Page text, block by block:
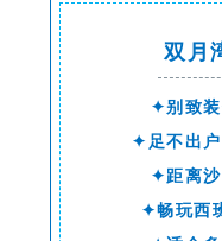
双月
✦别致
✦足不出
✦距离
✦畅玩西